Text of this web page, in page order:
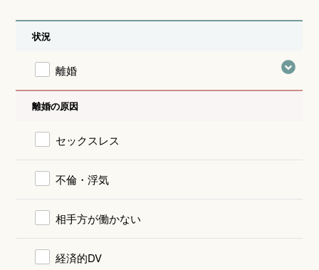
状況
離婚
離婚の原因
セックスレス
不倫・浮気
相手方が働かない
経済的DV